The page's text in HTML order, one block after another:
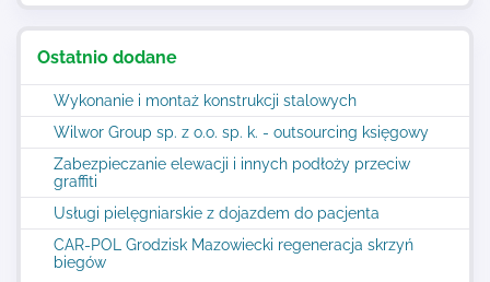
Ostatnio dodane
Wykonanie i montaż konstrukcji stalowych
Wilwor Group sp. z o.o. sp. k. - outsourcing księgowy
Zabezpieczanie elewacji i innych podłoży przeciw
graffiti
Usługi pielęgniarskie z dojazdem do pacjenta
CAR-POL Grodzisk Mazowiecki regeneracja skrzyń
biegów